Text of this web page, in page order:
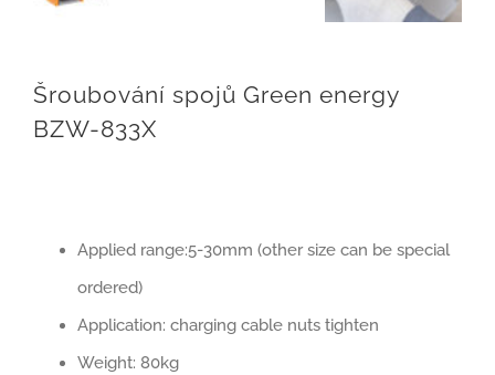
Šroubování spojů Green energy
BZW-833X
Applied range:5-30mm (other size can be special
ordered)
Application: charging cable nuts tighten
Weight: 80kg